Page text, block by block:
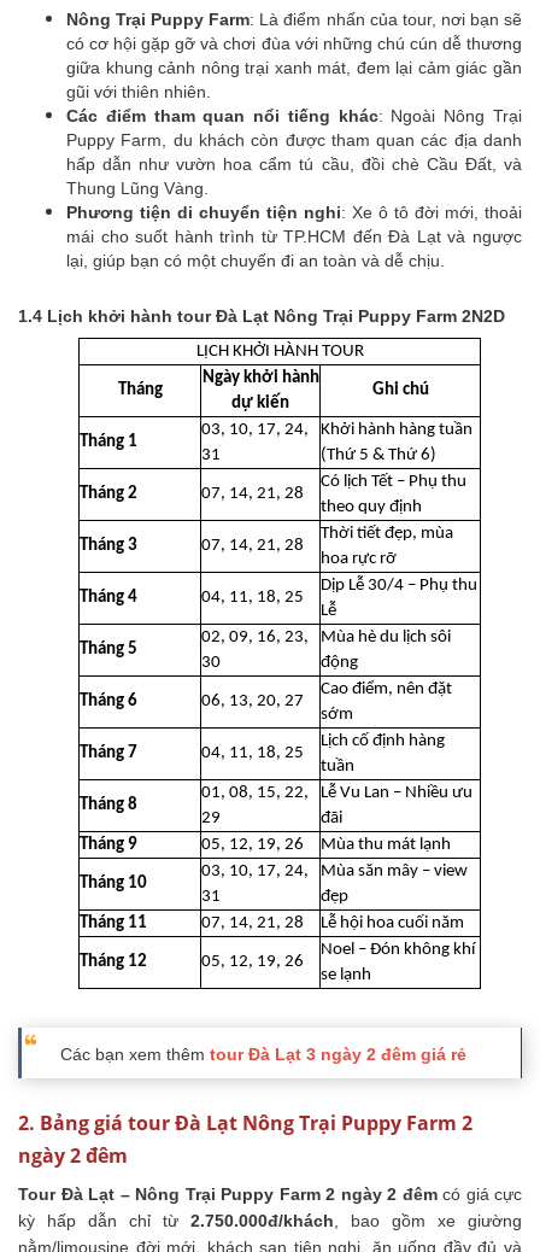
Nông Trại Puppy Farm: Là điểm nhấn của tour, nơi bạn sẽ
có cơ hội gặp gỡ và chơi đùa với những chú cún dễ thương
giữa khung cảnh nông trại xanh mát, đem lại cảm giác gần
gũi với thiên nhiên.
Các điểm tham quan nổi tiếng khác: Ngoài Nông Trại
Puppy Farm, du khách còn được tham quan các địa danh
hấp dẫn như vườn hoa cẩm tú cầu, đồi chè Cầu Đất, và
Thung Lũng Vàng.
Phương tiện di chuyển tiện nghi: Xe ô tô đời mới, thoải
mái cho suốt hành trình từ TP.HCM đến Đà Lạt và ngược
lại, giúp bạn có một chuyến đi an toàn và dễ chịu.
1.4 Lịch khởi hành tour Đà Lạt Nông Trại Puppy Farm 2N2D
LỊCH KHỞI HÀNH TOUR
Tháng
Ngày khởi hành
dự kiến
Ghi chú
Tháng 1
03, 10, 17, 24,
31
Khởi hành hàng tuần
(Thứ 5 & Thứ 6)
Tháng 2 07, 14, 21, 28
Có lịch Tết – Phụ thu
theo quy định
Tháng 3 07, 14, 21, 28
Thời tiết đẹp, mùa
hoa rực rỡ
Tháng 4 04, 11, 18, 25
Dịp Lễ 30/4 – Phụ thu
Lễ
Tháng 5
02, 09, 16, 23,
30
Mùa hè du lịch sôi
động
Tháng 6 06, 13, 20, 27
Cao điểm, nên đặt
sớm
Tháng 7 04, 11, 18, 25
Lịch cố định hàng
tuần
Tháng 8
01, 08, 15, 22,
29
Lễ Vu Lan – Nhiều ưu
đãi
Tháng 9
05, 12, 19, 26 Mùa thu mát lạnh
Tháng 10
03, 10, 17, 24,
31
Mùa săn mây – view
đẹp
Tháng 11
07, 14, 21, 28 Lễ hội hoa cuối năm
Tháng 12 05, 12, 19, 26
Noel – Đón không khí
se lạnh
Các bạn xem thêm tour Đà Lạt 3 ngày 2 đêm giá rẻ
2. Bảng giá tour Đà Lạt Nông Trại Puppy Farm 2
ngày 2 đêm
Tour Đà Lạt – Nông Trại Puppy Farm 2 ngày 2 đêmcó giá cực
kỳ hấp dẫn chỉ từ 2.750.000đ/khách , bao gồm xe giường
nằm/limousine đời mới, khách sạn tiện nghi, ăn uống đầy đủ và